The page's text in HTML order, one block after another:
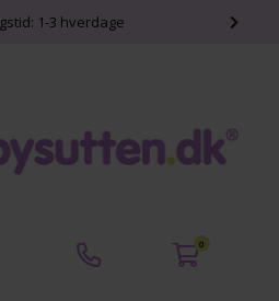
Personlige babyprodukter
0